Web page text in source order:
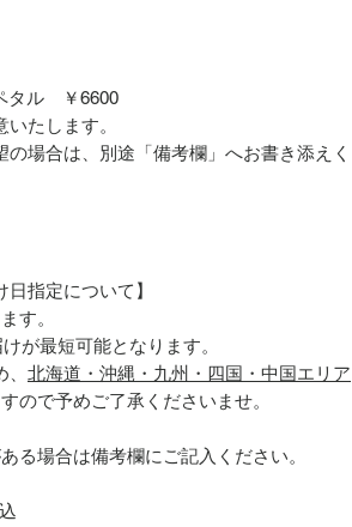
タル ￥6600
たします。
場合は、別途「備考欄」へお書き添えく
日指定について】
す。
が最短可能となります。
北海道・沖縄・九州・四国・中国エリア
ので予めご了承くださいませ。
る場合は備考欄にご記入ください。